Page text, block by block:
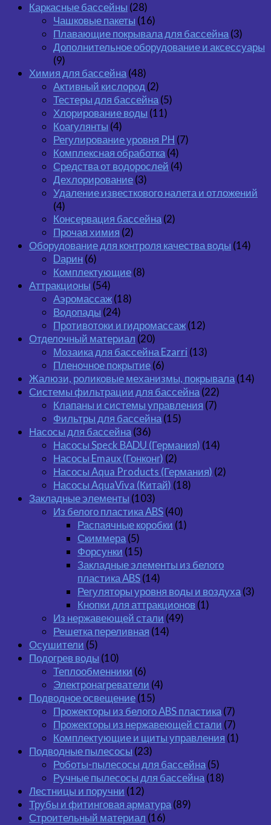
Каркасные бассейны (28)
Чашковые пакеты (16)
Плавающие покрывала для бассейна(3)
Дополнительное оборудование и аксессуары
(9)
Химия для бассейна(48)
Активный кислород(2)
Тестеры для бассейна(5)
Хлорирование воды (11)
Коагулянты (4)
Регулирование уровня PH (7)
Комплексная обработка(4)
Средства от водорослей (4)
Дехлорирование(3)
Удаление известкового налета и отложений
(4)
Консервация бассейна(2)
Прочая химия (2)
Оборудование для контроля качества воды (14)
Dарин(6)
Комплектующие(8)
Аттракционы (54)
Аэромассаж(18)
Водопады (24)
Противотоки и гидромассаж(12)
Отделочный материал (20)
Мозаика для бассейна Ezarri (13)
Пленочное покрытие(6)
Жалюзи, роликовые механизмы, покрывала(14)
Системы фильтрации для бассейна(22)
Клапаны и системы управления (7)
Фильтры для бассейна(15)
Насосы для бассейна(36)
Насосы Speck BADU (Германия) (14)
Насосы Emaux (Гонконг) (2)
Насосы Aqua Products (Германия) (2)
Насосы AquaViva (Китай) (18)
Закладные элементы (103)
Из белого пластика ABS(40)
Распаячные коробки (1)
Скиммера(5)
Форсунки (15)
Закладные элементы из белого
пластика ABS(14)
Регуляторы уровня воды и воздуха(3)
Кнопки для аттракционов(1)
Из нержавеющей стали (49)
Решетка переливная (14)
Осушители (5)
Подогрев воды (10)
Теплообменники (6)
Электронагреватели (4)
Подводное освещение(15)
Прожекторы из белого ABS пластика(7)
Прожекторы из нержавеющей стали (7)
Комплектующие и щиты управления (1)
Подводные пылесосы (23)
Роботы-пылесосы для бассейна(5)
Ручные пылесосы для бассейна(18)
Лестницы и поручни (12)
Трубы и фитинговая арматура(89)
Строительный материал (16)